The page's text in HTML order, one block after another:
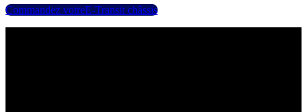
Commandez votreE-Transit châssis